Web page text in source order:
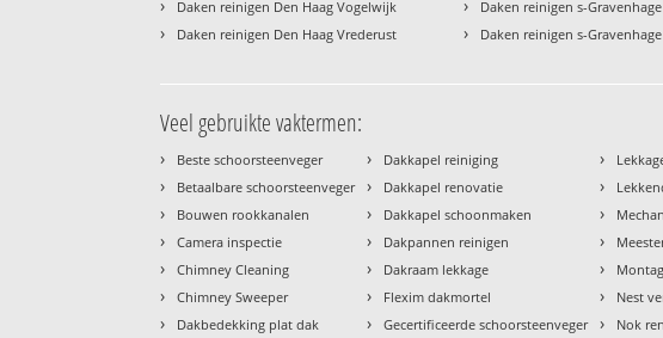
› Daken reinigen Den Haag Vogelwijk
› Daken reinigen Den Haag Vrederust
› Daken reinigen s-
› Daken reinigen s-
Veel gebruikte vaktermen:
› Beste schoorsteenveger
› Betaalbare schoorsteenveger
› Bouwen rookkanalen
› Camera inspectie
› Chimney Cleaning
› Chimney Sweeper
› Dakbedekking plat dak
› Dakkapel reiniging
› Dakkapel renovatie
› Dakkapel schoonmaken
› Dakpannen reinigen
› Dakraam lekkage
› Flexim dakmortel
› Gecertificeerde schoorsteenveger
›
›
›
›
›
› Nest
› Nok